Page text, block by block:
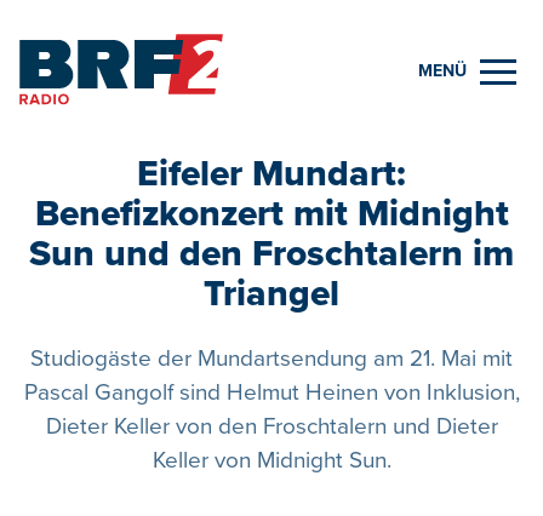
MENÜ
Eifeler Mundart:
Benefizkonzert mit Midnight
Sun und den Froschtalern im
Triangel
Studiogäste der Mundartsendung am 21. Mai mit
Pascal Gangolf sind Helmut Heinen von Inklusion,
Dieter Keller von den Froschtalern und Dieter
Keller von Midnight Sun.